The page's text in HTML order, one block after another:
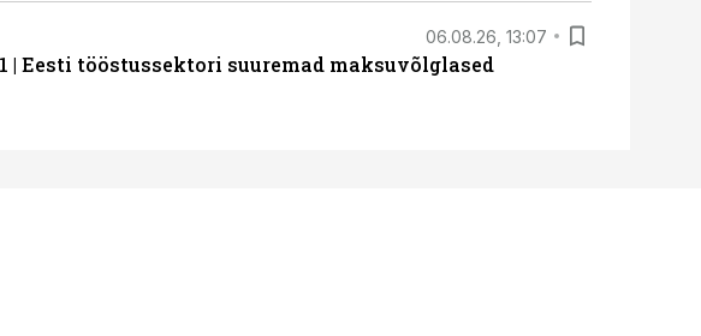
06.08.26, 13:07
| Eesti tööstussektori suuremad maksuvõlglased